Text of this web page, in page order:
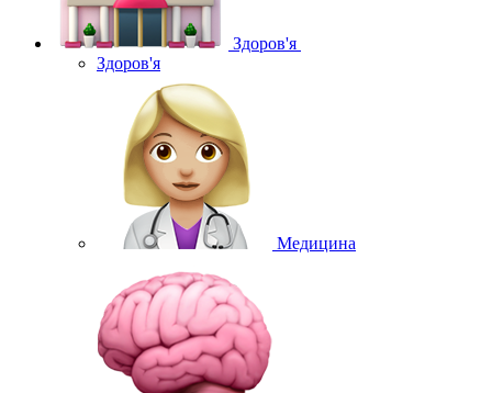
Здоров'я
Здоров'я
Медицина